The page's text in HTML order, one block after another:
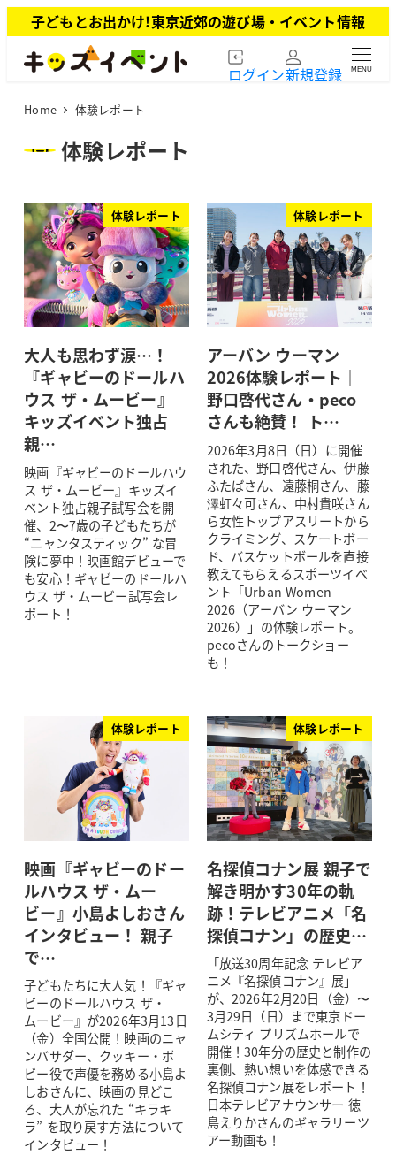
イ
子どもとお出かけ!東京近郊の遊び場・イベント情報
ログイン新規登録 MENU
Home 体験レポート
体験レポート
体験レポート
大人も思わず涙…！
『ギャビーのドールハ
ウス ザ・ムービー』
キッズイベント独占
親…
映画『ギャビーのドールハウ
ス ザ・ムービー』キッズイ
ベント独占親子試写会を開
催、2〜7歳の子どもたちが
“ニャンタスティック” な冒
険に夢中！映画館デビューで
も安心！ギャビーのドールハ
ウス ザ・ムービー試写会レ
ポート！
体験レポート
アーバン ウーマン
2026体験レポート｜
野口啓代さん・peco
さんも絶賛！ ト…
2026年3月8日（日）に開催
された、野口啓代さん、伊藤
ふたばさん、遠藤桐さん、藤
澤虹々可さん、中村貴咲さん
ら女性トップアスリートから
クライミング、スケートボー
ド、バスケットボールを直接
教えてもらえるスポーツイベ
ント「Urban Women
2026（アーバン ウーマン
2026）」の体験レポート。
pecoさんのトークショー
も！
体験レポート
映画『ギャビーのドー
ルハウス ザ・ムー
ビー』小島よしおさん
インタビュー！ 親子
で…
子どもたちに大人気！『ギャ
ビーのドールハウス ザ・
ムービー』が2026年3月13日
（金）全国公開！映画のニャ
ンバサダー、クッキー・ボ
ビー役で声優を務める小島よ
しおさんに、映画の見どこ
ろ、大人が忘れた “キラキ
ラ” を取り戻す方法について
インタビュー！
体験レポート
名探偵コナン展 親子で
解き明かす30年の軌
跡！テレビアニメ「名
探偵コナン」の歴史…
「放送30周年記念 テレビア
ニメ『名探偵コナン』展」
が、2026年2月20日（金）〜
3月29日（日）まで東京ドー
ムシティ プリズムホールで
開催！30年分の歴史と制作の
裏側、熱い想いを体感できる
名探偵コナン展をレポート！
日本テレビアナウンサー 徳
島えりかさんのギャラリーツ
アー動画も！